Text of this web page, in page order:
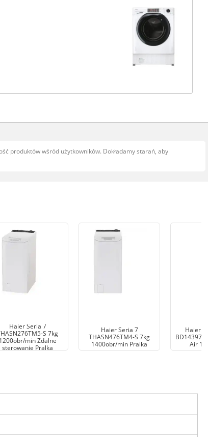
produktów wśród użytkowników. Dokładamy starań, aby
Haier Seria 7
S 7kg
1200obr/min Zdalne
sterowanie Pralka
Haier Seria 7
THASN476TM4-S 7kg
1400obr/min Pralka
Haier
Air